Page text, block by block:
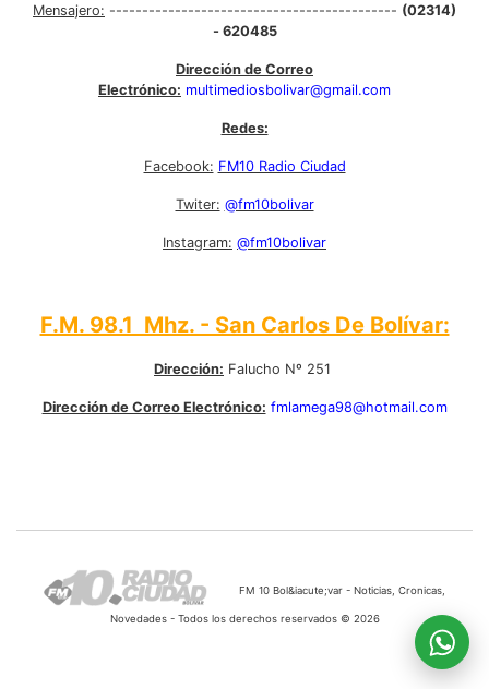
Mensajero: -------------------------------------------- (02314)
- 620485
Dirección de Correo
Electrónico: multimediosbolivar@gmail.com
Redes:
Facebook: FM10 Radio Ciudad
Twiter: @fm10bolivar
Instagram: @fm10bolivar
F.M. 98.1 Mhz. - San Carlos De Bolívar:
Dirección: Falucho Nº 251
Dirección de Correo Electrónico: fmlamega98@hotmail.com
FM 10 Bol&iacute;var - Noticias, Cronicas,
Novedades - Todos los derechos reservados © 2026